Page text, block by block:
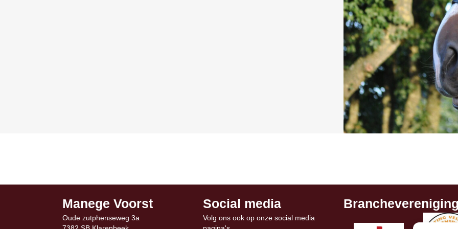
Manege Voorst
Oude zutphenseweg 3a
Social media
Volg ons ook op onze social media